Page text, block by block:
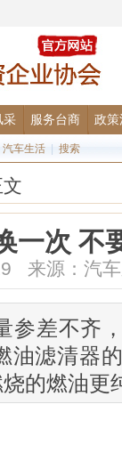
采 服务台商 政策
汽车生活 搜索
一次 不
来源：汽
参差不齐
油滤清器
的燃油更